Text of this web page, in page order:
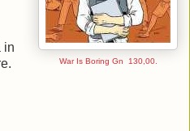
War Is Boring Gn 130,00.
in